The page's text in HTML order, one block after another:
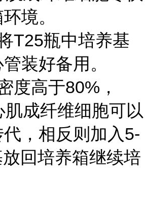
境。
T25瓶中培养基
装好备用。
度高于80%，
成纤维细胞可以
，相反则加入5-
回培养箱继续培